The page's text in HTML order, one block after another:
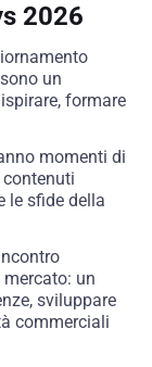
2026
un
formare
momenti di
le sfide della
un
sviluppare
commerciali